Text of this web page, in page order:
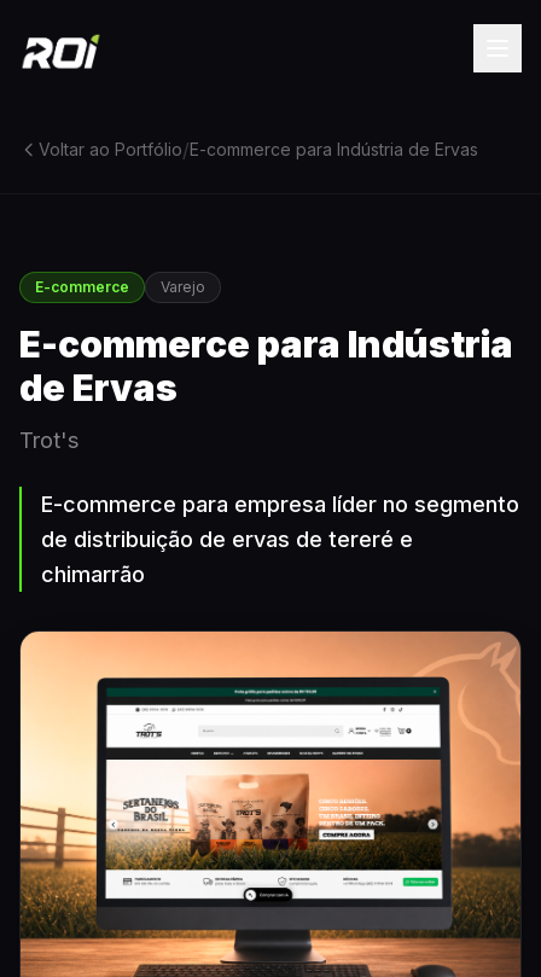
Voltar ao Portfólio/E-commerce para Indústria de Ervas
E-commerce Varejo
E-commerce para Indústria
de Ervas
Trot's
E-commerce para empresa líder no segmento
de distribuição de ervas de tereré e
chimarrão